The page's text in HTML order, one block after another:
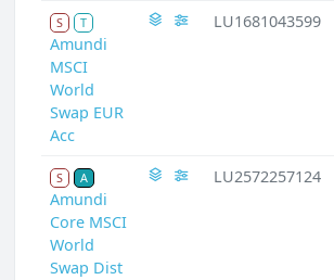
S T
Amundi
MSCI
World
Swap EUR
Acc
LU1681043599
S A
Amundi
Core MSCI
World
Swap Dist
LU2572257124